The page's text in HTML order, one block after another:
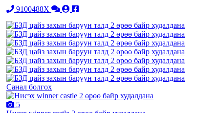
9100488X
Санал болгох
5